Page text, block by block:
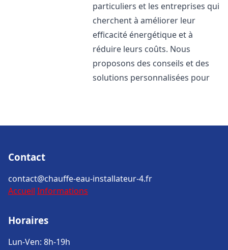
particuliers et les entreprises qui
cherchent à améliorer leur
efficacité énergétique et à
réduire leurs coûts. Nous
proposons des conseils et des
solutions personnalisées pour
Contact
contact@chauffe-eau-installateur-4.fr
Accueil Informations
Horaires
Lun-Ven: 8h-19h